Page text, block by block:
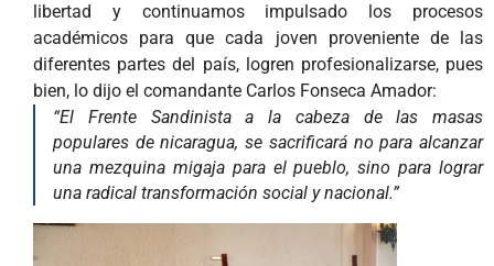
libertad y continuamos impulsado los procesos
académicos para que cada joven proveniente de las
diferentes partes del país, logren profesionalizarse, pues
bien, lo dijo el comandante Carlos Fonseca Amador:
“El Frente Sandinista a la cabeza de las masas
populares de nicaragua, se sacrificará no para alcanzar
una mezquina migaja para el pueblo, sino para lograr
una radical transformación social y nacional.”